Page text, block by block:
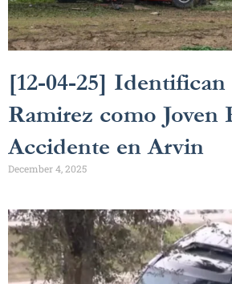
[12-04-25]
Ramirez como Joven
Accidente en Arvin
December 4, 2025